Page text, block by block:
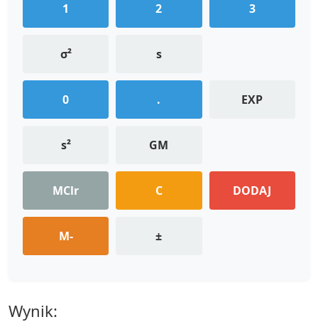
1 2 3
σ² s
0 . EXP
s² GM
MClr C DODAJ
M- ±
Wynik: